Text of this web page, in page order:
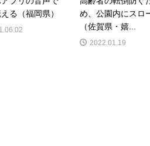
る（福岡県）
め、公園内にスロ
（佐賀県・嬉...
2022.01.19